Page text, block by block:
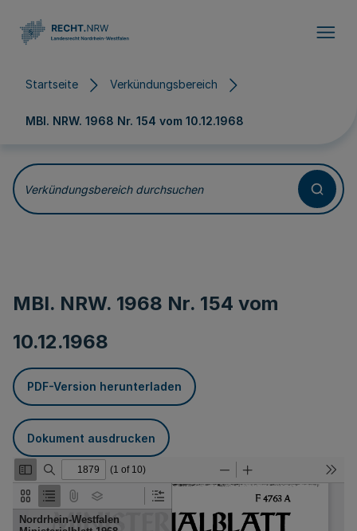
Startseite Verkündungsbereich
MBl. NRW. 1968 Nr. 154 vom 10.12.1968
Verkündungsbereich durchsuchen
MBl. NRW. 1968 Nr. 154 vom
10.12.1968
PDF-Version herunterladen
Dokument ausdrucken